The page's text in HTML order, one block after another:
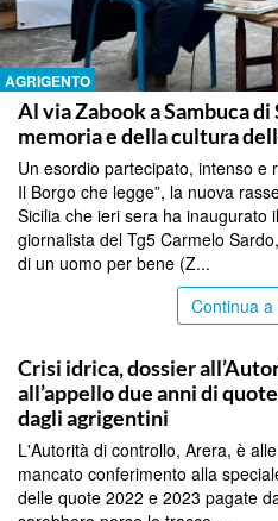
AGRIGENTO
Al via Zabook a Sambuca
memoria e della cultura
Un esordio partecipato, intenso e
Il Borgo che legge”, la nuova
Sicilia che ieri sera ha inaugurato
giornalista del Tg5 Carmelo
di un uomo per bene (Z...
Continua
Crisi idrica, dossier
all’appello due anni di
dagli agrigentini
L'Autorità di controllo, Arera, è
mancato conferimento alla
delle quote 2022 e 2023 pagate